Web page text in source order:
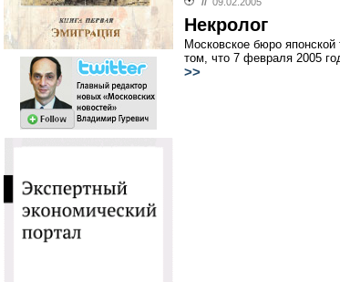
Некролог
Московское бюро
том, что 7 февраля 2005
>>